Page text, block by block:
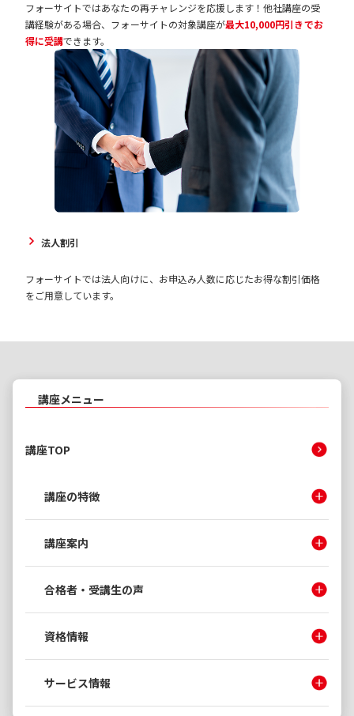
フォーサイトではあなたの再チャレンジを応援します！他社講座の受
講経験がある場合、フォーサイトの対象講座が最大10,000円引きでお
得に受講できます。
法人割引
フォーサイトでは法人向けに、お申込み人数に応じたお得な割引価格
をご用意しています。
講座メニュー
講座TOP
講座の特徴
講座案内
合格者・受講生の声
資格情報
サービス情報